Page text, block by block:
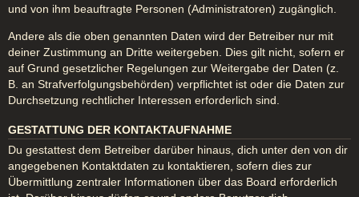
und von ihm beauftragte Personen (Administratoren) zugänglich.
Andere als die oben genannten Daten wird der Betreiber nur mit
deiner Zustimmung an Dritte weitergeben. Dies gilt nicht, sofern er
auf Grund gesetzlicher Regelungen zur Weitergabe der Daten (z.
B. an Strafverfolgungsbehörden) verpflichtet ist oder die Daten zur
Durchsetzung rechtlicher Interessen erforderlich sind.
GESTATTUNG DER KONTAKTAUFNAHME
Du gestattest dem Betreiber darüber hinaus, dich unter den von dir
angegebenen Kontaktdaten zu kontaktieren, sofern dies zur
Übermittlung zentraler Informationen über das Board erforderlich